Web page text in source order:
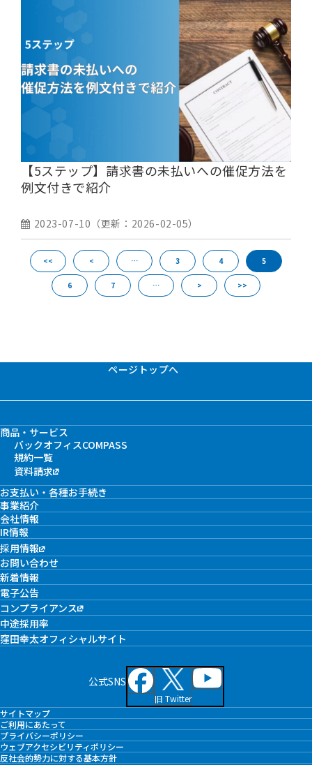
【5ステップ】請求書の未払いへの催促方法を
例文付きで紹介
2023-07-10 （更新： 2026-02-05）
<< < … 3 4 5
6 7 … > >>
ページトップへ
商品・サービス
バックオフィスCOMPASS
規約一覧
資料請求
お支払い・各種お手続き
事業紹介
会社情報
IR情報
採用情報
お問い合わせ
新着情報
電子公告
コンプライアンス
中途採用率
窪田幸太オフィシャルサイト
公式SNS
旧 Twitter
サイトマップ
ご利用にあたって
プライバシーポリシー
ウェブアクセシビリティポリシー
反社会的勢力に対する基本方針